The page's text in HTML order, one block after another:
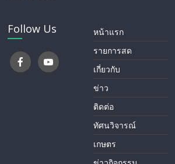
Follow Us
หน้าแรก
รายการสด
เกี่ยวกับ
ข่าว
ติดต่อ
ทัศนวิจารณ์
เกษตร